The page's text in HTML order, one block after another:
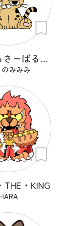
むちむちさーばるきゃっと
のみみみ
THE・KING